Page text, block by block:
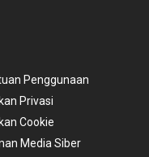
Penggunaan
Privasi
Cookie
Media Siber